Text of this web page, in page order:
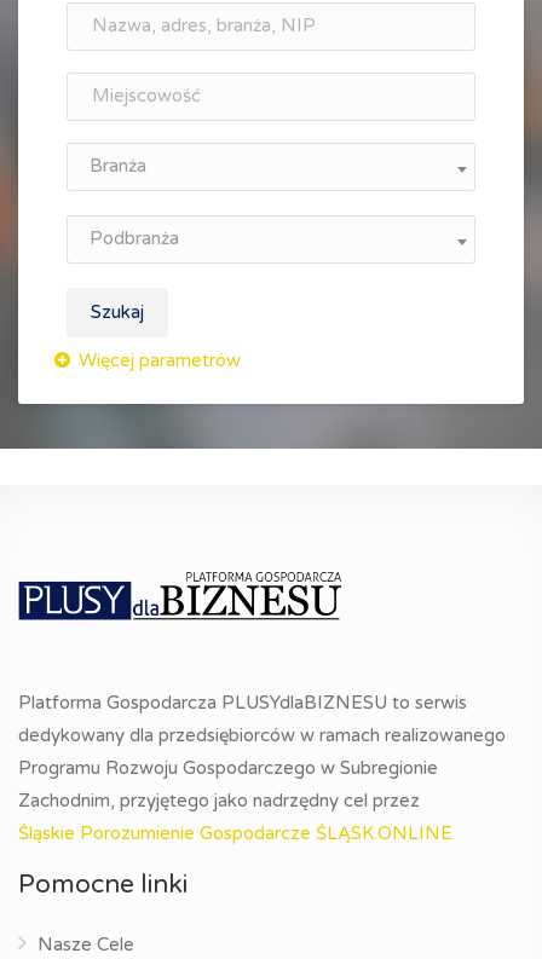
Branża
Podbranża
Szukaj
Platforma Gospodarcza PLUSYdlaBIZNESU to serwis
dedykowany dla przedsiębiorców w ramach realizowanego
Programu Rozwoju Gospodarczego w Subregionie
Zachodnim, przyjętego jako nadrzędny cel przez
Śląskie Porozumienie Gospodarcze ŚLĄSK.ONLINE
Pomocne linki
Nasze Cele